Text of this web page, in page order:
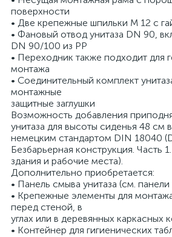
поверхности
• Две крепежные шпильки M 12 с
• Фановый отвод унитаза DN 90,
DN 90/100 из PP
• Переходник также подходит для
монтажа
• Соединительный комплект
монтажные
защитные заглушки
Возможность добавления
унитаза для высоты сиденья 48 см
немецким стандартом DIN 18040
Безбарьерная конструкция. Часть
здания и рабочие места).
Дополнительно приобретается:
• Панель смыва унитаза (см.
• Крепежные элементы для
перед стеной, в
углах или в деревянных каркасных
• Контейнер для гигиенических